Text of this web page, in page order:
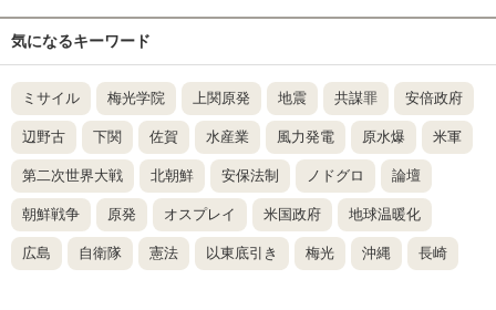
気になるキーワード
ミサイル 梅光学院 上関原発 地震 共謀罪 安倍政府
辺野古 下関 佐賀 水産業 風力発電 原水爆 米軍
第二次世界大戦 北朝鮮 安保法制 ノドグロ 論壇
朝鮮戦争 原発 オスプレイ 米国政府 地球温暖化
広島 自衛隊 憲法 以東底引き 梅光 沖縄 長崎